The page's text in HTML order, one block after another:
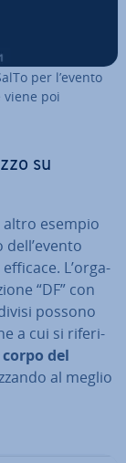
per l’evento
viene poi
su
esempio
L’or­ga­
“DF” con
possono
a cui si ri­fe­ri­
del
al meglio